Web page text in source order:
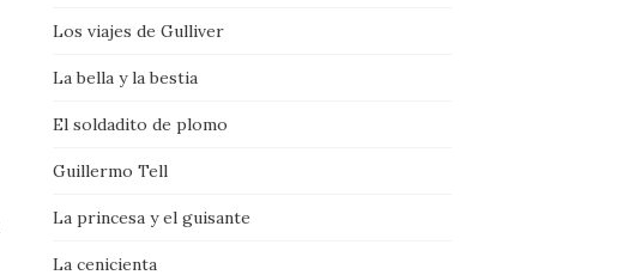
Los viajes de Gulliver
La bella y la bestia
El soldadito de plomo
Guillermo Tell
La princesa y el guisante
La cenicienta